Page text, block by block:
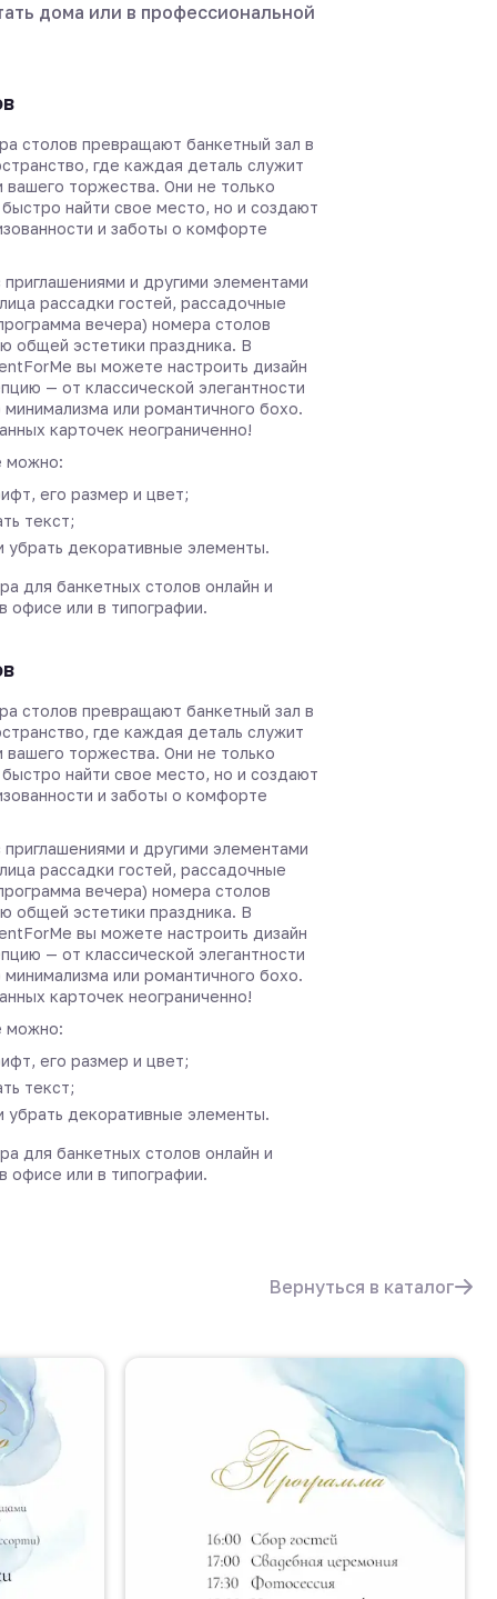
столов превращают банкетный зал в
где каждая деталь служит
торжества. Они не только
найти свое место, но и создают
и заботы о комфорте
и другими элементами
рассадки гостей, рассадочные
вечера) номера столов
общей эстетики праздника. В
вы можете настроить дизайн
— от классической элегантности
или романтичного бохо.
карточек неограниченно!
можно:
его размер и цвет;
текст;
убрать декоративные элементы.
для банкетных столов онлайн и
офисе или в типографии.
столов превращают банкетный зал в
где каждая деталь служит
торжества. Они не только
найти свое место, но и создают
и заботы о комфорте
и другими элементами
рассадки гостей, рассадочные
вечера) номера столов
общей эстетики праздника. В
вы можете настроить дизайн
— от классической элегантности
или романтичного бохо.
карточек неограниченно!
можно:
его размер и цвет;
текст;
убрать декоративные элементы.
для банкетных столов онлайн и
офисе или в типографии.
дома или в профессиональной
Вернуться в каталог